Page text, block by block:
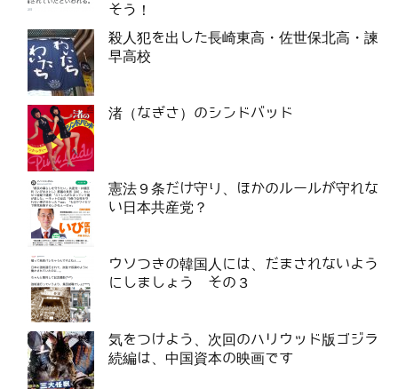
そう！
殺人犯を出した長崎東高・佐世保北高・諫
早高校
渚（なぎさ）のシンドバッド
憲法９条だけ守り、ほかのルールが守れな
い日本共産党？
ウソつきの韓国人には、だまされないよう
にしましょう その３
気をつけよう、次回のハリウッド版ゴジラ
続編は、中国資本の映画です